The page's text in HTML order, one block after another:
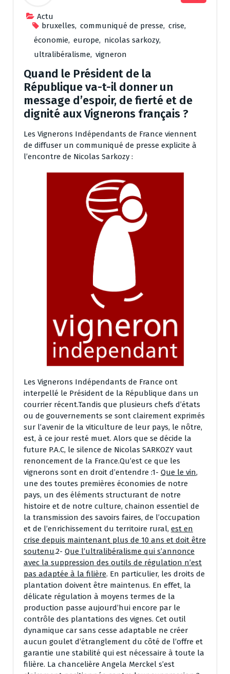
Actu
bruxelles, communiqué de presse, crise,
économie, europe, nicolas sarkozy,
ultralibéralisme, vigneron
Quand le Président de la
République va-t-il donner un
message d’espoir, de fierté et de
dignité aux Vignerons français ?
Les Vignerons Indépendants de France viennent
de diffuser un communiqué de presse explicite à
l’encontre de Nicolas Sarkozy :
Les Vignerons Indépendants de France ont
interpellé le Président de la République dans un
courrier récent.Tandis que plusieurs chefs d’états
ou de gouvernements se sont clairement exprimés
sur l’avenir de la viticulture de leur pays, le nôtre,
est, à ce jour resté muet. Alors que se décide la
future P.A.C, le silence de Nicolas SARKOZY vaut
renoncement de la France.Qu’est ce que les
vignerons sont en droit d’entendre :1- Que le vin,
une des toutes premières économies de notre
pays, un des éléments structurant de notre
histoire et de notre culture, chainon essentiel de
la transmission des savoirs faires, de l’occupation
et de l’enrichissement du territoire rural, est en
crise depuis maintenant plus de 10 ans et doit être
soutenu.2- Que l’ultralibéralisme qui s’annonce
avec la suppression des outils de régulation n’est
pas adaptée à la filière. En particulier, les droits de
plantation doivent être maintenus. En effet, la
délicate régulation à moyens termes de la
production passe aujourd’hui encore par le
contrôle des plantations des vignes. Cet outil
dynamique car sans cesse adaptable ne créer
aucun goulet d’étranglement du côté de l’offre et
garantie une stabilité qui est nécessaire à toute la
filière. La chancelière Angela Merckel s’est